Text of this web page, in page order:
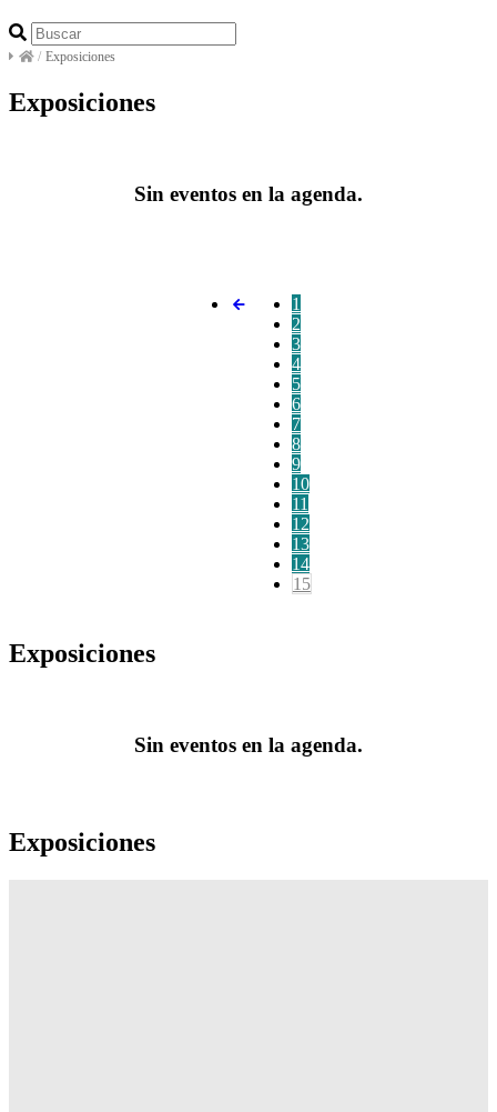
/ Exposiciones
Exposiciones
Sin eventos en la agenda.
1
2
3
4
5
6
7
8
9
10
11
12
13
14
15
Exposiciones
Sin eventos en la agenda.
Exposiciones